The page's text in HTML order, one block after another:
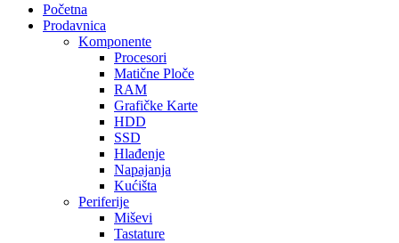
Početna
Prodavnica
Komponente
Procesori
Matične Ploče
RAM
Grafičke Karte
HDD
SSD
Hlađenje
Napajanja
Kućišta
Periferije
Miševi
Tastature